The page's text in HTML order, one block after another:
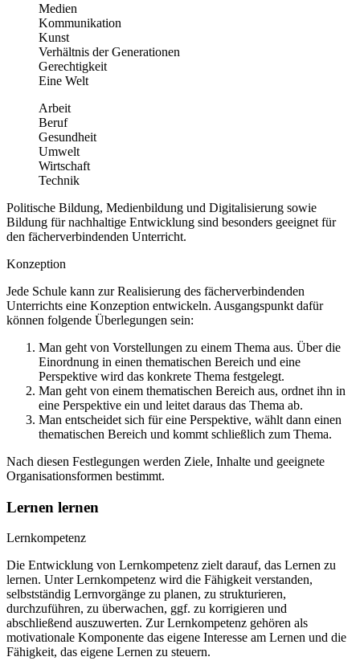
Medien
Kommunikation
Kunst
Verhältnis der Generationen
Gerechtigkeit
Eine Welt
Arbeit
Beruf
Gesundheit
Umwelt
Wirtschaft
Technik
Politische Bildung, Medienbildung und Digitalisierung sowie
Bildung für nachhaltige Entwicklung sind besonders geeignet für
den fächerverbindenden Unterricht.
Konzeption
Jede Schule kann zur Realisierung des fächerverbindenden
Unterrichts eine Konzeption entwickeln. Ausgangspunkt dafür
können folgende Überlegungen sein:
Man geht von Vorstellungen zu einem Thema aus. Über die
Einordnung in einen thematischen Bereich und eine
Perspektive wird das konkrete Thema festgelegt.
Man geht von einem thematischen Bereich aus, ordnet ihn in
eine Perspektive ein und leitet daraus das Thema ab.
Man entscheidet sich für eine Perspektive, wählt dann einen
thematischen Bereich und kommt schließlich zum Thema.
Nach diesen Festlegungen werden Ziele, Inhalte und geeignete
Organisationsformen bestimmt.
Lernen lernen
Lernkompetenz
Die Entwicklung von Lernkompetenz zielt darauf, das Lernen zu
lernen. Unter Lernkompetenz wird die Fähigkeit verstanden,
selbstständig Lernvorgänge zu planen, zu strukturieren,
durchzuführen, zu überwachen, ggf. zu korrigieren und
abschließend auszuwerten. Zur Lernkompetenz gehören als
motivationale Komponente das eigene Interesse am Lernen und die
Fähigkeit, das eigene Lernen zu steuern.